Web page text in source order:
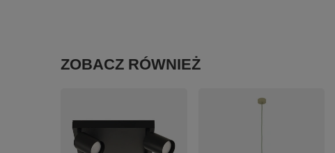
ZOBACZ RÓWNIEŻ